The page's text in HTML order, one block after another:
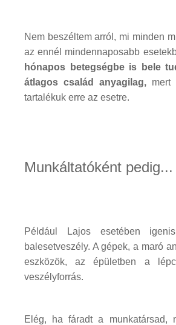
Nem beszéltem arról, mi minden
az ennél mindennaposabb
hónapos betegségbe is bele
átlagos család anyagilag, mert
tartalékuk erre az esetre.
Munkáltatóként pedig...
Például Lajos esetében
balesetveszély. A gépek, a maró
eszközök, az épületben a
veszélyforrás.
Elég, ha fáradt a munkatársad,